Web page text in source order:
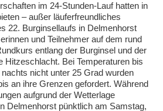
im 24-Stunden-Lauf hatten in
– außer läuferfreundliches
22. Burginsellaufs in Delmenhorst
und Teilnehmer auf dem rund
entlang der Burginsel und der
Hitzeschlacht. Bei Temperaturen bis
nicht unter 25 Grad wurden
an ihre Grenzen gefordert. Während
aufgrund der Wetterlage
Delmenhorst pünktlich am Samstag,